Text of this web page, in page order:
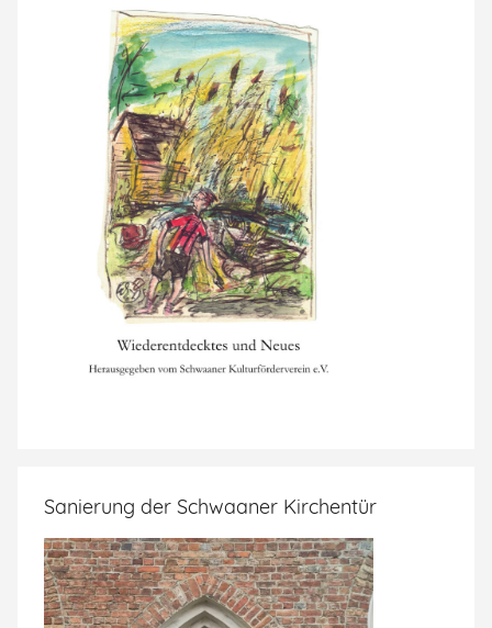
Sanierung der Schwaaner Kirchentür